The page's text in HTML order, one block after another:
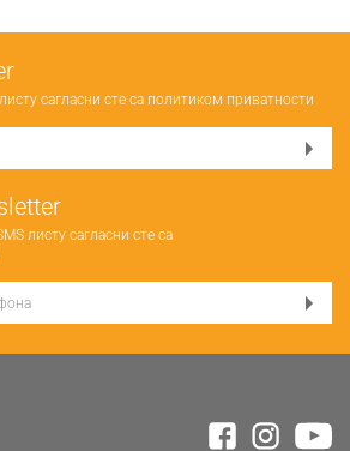
сагласни сте са политиком приватности
листу сагласни сте са